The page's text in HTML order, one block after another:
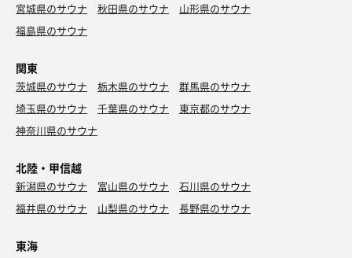
宮城県のサウナ
秋田県のサウナ
山形県のサウナ
福島県のサウナ
関東
茨城県のサウナ 栃木県のサウナ
群馬県のサウナ
埼玉県のサウナ
千葉県のサウナ
東京都のサウナ
神奈川県のサウナ
北陸・甲信越
新潟県のサウナ 富山県のサウナ
石川県のサウナ
福井県のサウナ
山梨県のサウナ 長野県のサウナ
東海